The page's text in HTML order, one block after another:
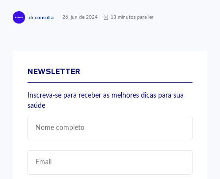
dr.consulta 26, jun de 2024 13 minutos para ler
NEWSLETTER
Inscreva-se para receber as melhores dicas para sua
saúde